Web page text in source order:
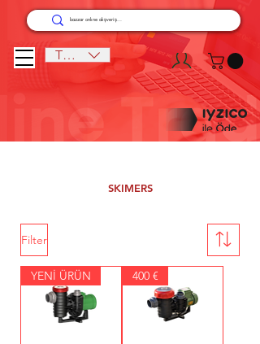
TRY (₺)
SKIMERS
Filter
YENİ ÜRÜN 400 €